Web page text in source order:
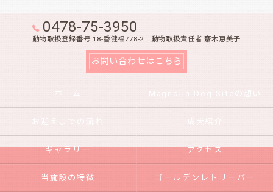
0478-75-3950
動物取扱登録番号 18-香健福778-2 動物取扱責任者 齋木恵美子
お問い合わせはこちら
ホーム Magnolia Dog Siteの想い
お迎えまでの流れ 成犬紹介
ギャラリー アクセス
当施設の特徴 ゴールデンレトリーバー